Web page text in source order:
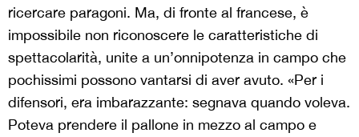
ricercare paragoni. Ma, di fronte al francese, è
impossibile non riconoscere le caratteristiche di
spettacolarità, unite a un’onnipotenza in campo che
pochissimi possono vantarsi di aver avuto. «Per i
difensori, era imbarazzante: segnava quando voleva.
Poteva prendere il pallone in mezzo al campo e